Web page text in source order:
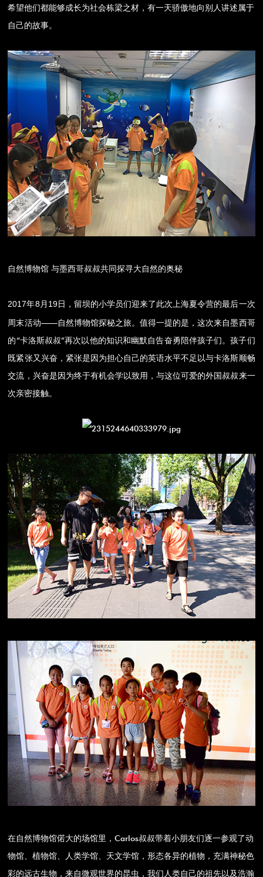
希望他们都能够成长为社会栋梁之材，有一天骄傲地向别人讲述属于
自己的故事。
自然博物馆 与墨西哥叔叔共同探寻大自然的奥秘
2017年8月19日 ，留坝的小学员们迎来了此次上海夏令营的最后一次
周末活动——自然博物馆探秘之旅。值得一提的是，这次来自墨西哥
的“卡洛斯叔叔”再次以他的知识和幽默自告奋勇陪伴孩子们。孩子们
既紧张又兴奋，紧张是因为担心自己的英语水平不足以与卡洛斯顺畅
交流，兴奋是因为终于有机会学以致用，与这位可爱的外国叔叔来一
次亲密接触。
在自然博物馆偌大的场馆里，Carlos叔叔带着小朋友们逐一参观了动
物馆、植物馆、人类学馆、天文学馆，形态各异的植物，充满神秘色
彩的远古生物，来自微观世界的昆虫，我们人类自己的祖先以及浩瀚